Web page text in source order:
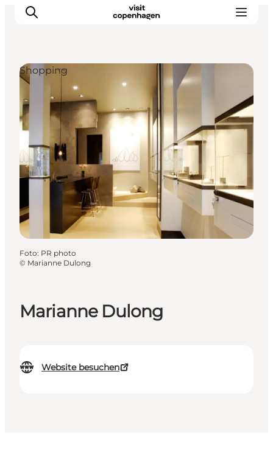
Aktivitäten
Essen und Trinken
Marianne Dulong
Website besuchen
Shopping
Foto: PR photo
© Marianne Dulong